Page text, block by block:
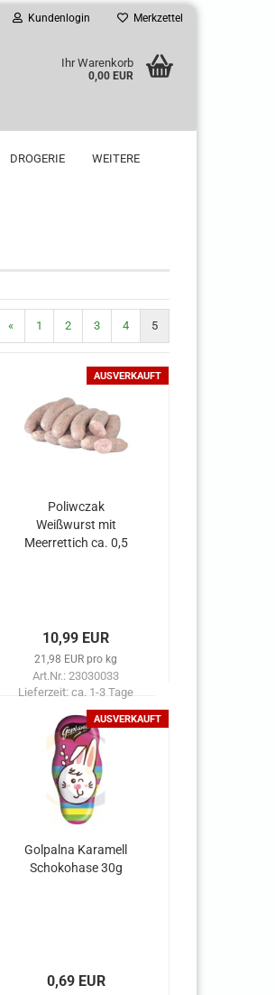
Kundenlogin Merkzettel
Ihr Warenkorb
0,00 EUR
DROGERIE WEITERE
« 1 2 3 4 5
AUSVERKAUFT
Poliwczak
Weißwurst mit
Meerrettich ca. 0,5
10,99 EUR
21,98 EUR pro kg
Art.Nr.: 23030033
Lieferzeit:ca. 1-3 Tage
AUSVERKAUFT
Golpalna Karamell
Schokohase 30g
0,69 EUR